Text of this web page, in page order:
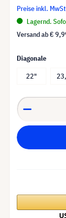
Preise inkl.
Lagernd.
Versand ab€
Diagonale
22"